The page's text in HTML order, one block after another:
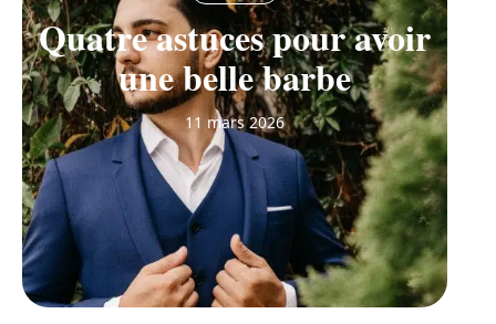
Quatre astuces pour avoir
une belle barbe
11 mars 2026